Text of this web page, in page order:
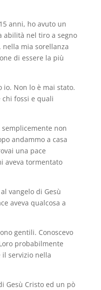
anni, ho avuto un
abilità nel tiro a segno
mia sorellanza
di essere la più
Non lo è mai stato.
fossi e quali
non
andammo a casa
una pace
aveva tormentato
vangelo di Gesù
aveva qualcosa a
gentili. Conoscevo
probabilmente
il servizio nella
Gesù Cristo ed un pò